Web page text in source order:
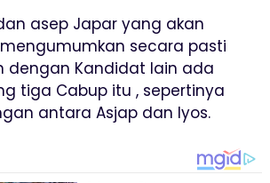
asep Japar yang akan
secara pasti
dengan Kandidat lain ada
tiga Cabup itu , sepertinya
antara Asjap dan Iyos.